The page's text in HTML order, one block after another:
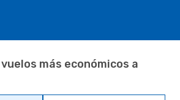
más económicos a